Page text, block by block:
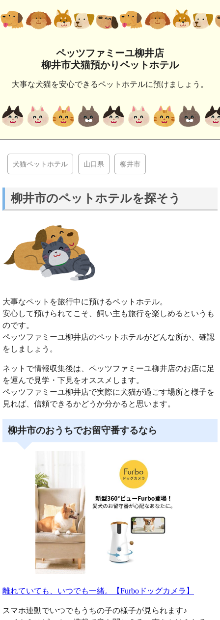
ペッツファミーユ柳井店
柳井市犬猫預かりペットホテル
大事な犬猫を安心できるペットホテルに預けましょう。
犬猫ペットホテル 山口県 柳井市
柳井市のペットホテルを探そう
大事なペットを旅行中に預けるペットホテル。
安心して預けられてこそ、飼い主も旅行を楽しめるというも
のです。
ペッツファミーユ柳井店のペットホテルがどんな所か、確認
をしましょう。
ネットで情報収集後は、ペッツファミーユ柳井店のお店に足
を運んで見学・下見をオススメします。
ペッツファミーユ柳井店で実際に犬猫が過ごす場所と様子を
見れば、信頼できるかどうか分かると思います。
柳井市のおうちでお留守番するなら
離れていても、いつでも一緒。【Furboドッグカメラ】
スマホ連動でいつでもうちの子の様子が見られます♪